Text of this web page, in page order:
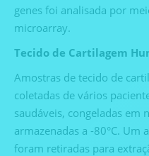
genes foi analisada por
microarray.
Tecido de Cartilagem
Amostras de tecido de
coletadas de vários
saudáveis, congeladas em
armazenadas a -80°C. Um
foram retiradas para